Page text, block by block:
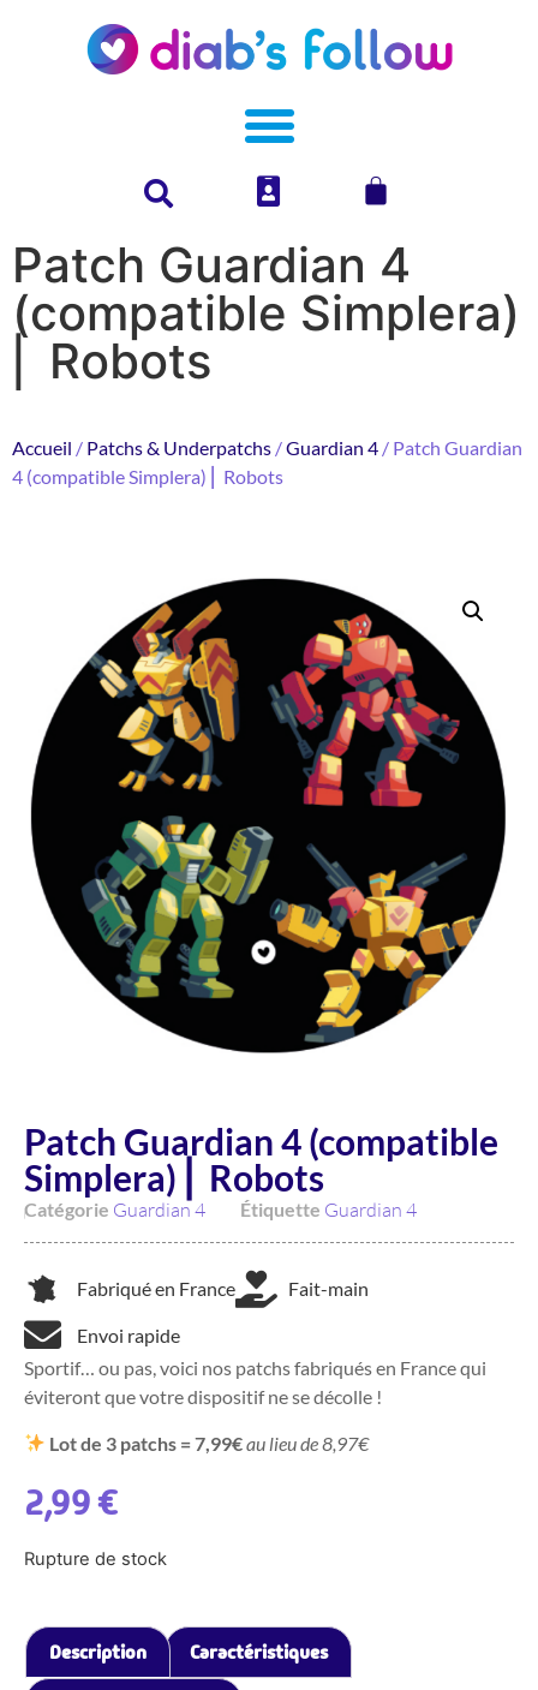
Patch Guardian 4
(compatible Simplera)
⎜ Robots
Accueil / Patchs & Underpatchs /Guardian 4 / Patch Guardian
4 (compatible Simplera) ⎜ Robots
Patch Guardian 4 (compatible
Simplera) ⎜ Robots
Catégorie Guardian 4 Étiquette Guardian 4
Fabriqué en France Fait-main
Envoi rapide
Sportif… ou pas, voici nos patchs fabriqués en France qui
éviteront que votre dispositif ne se décolle !
Lot de 3 patchs = 7,99€au lieu de 8,97€
2,99€
Rupture de stock
Description Caractéristiques